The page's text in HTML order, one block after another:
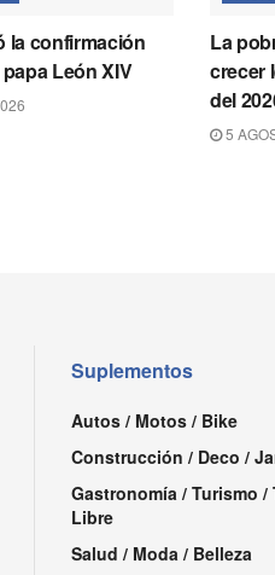
la confirmación
León XIV
La
crecer
del
5
Suplementos
Autos / Motos / Bike
Construcción / Deco /
Gastronomía / Turismo /
Libre
Salud / Moda / Belleza